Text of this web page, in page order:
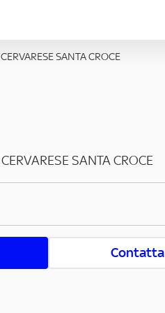
CERVARESE SANTA CROCE
CERVARESE SANTA CROCE
Contatta